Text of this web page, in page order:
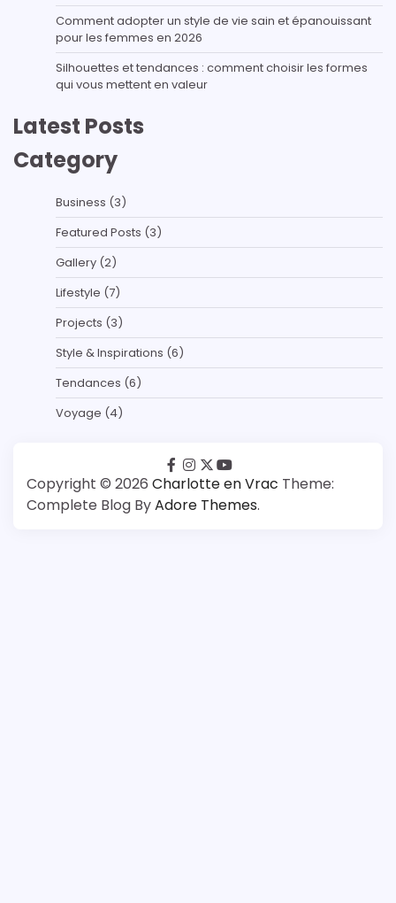
Comment adopter un style de vie sain et épanouissant
pour les femmes en 2026
Silhouettes et tendances : comment choisir les formes
qui vous mettent en valeur
Latest Posts
Category
Business (3)
Featured Posts (3)
Gallery (2)
Lifestyle (7)
Projects (3)
Style & Inspirations (6)
Tendances (6)
Voyage (4)
Copyright © 2026 Charlotte en Vrac Theme:
Complete Blog ByAdore Themes.
facebook
instagram
twitteryoutube